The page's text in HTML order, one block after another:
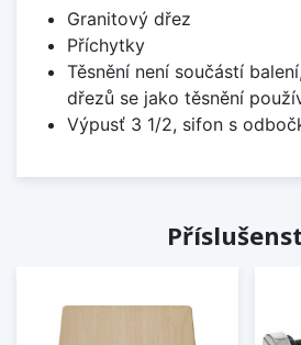
Granitový dřez
Příchytky
Těsnění není součástí
dřezů se jako těsnění
Výpusť 3 1/2, sifon s